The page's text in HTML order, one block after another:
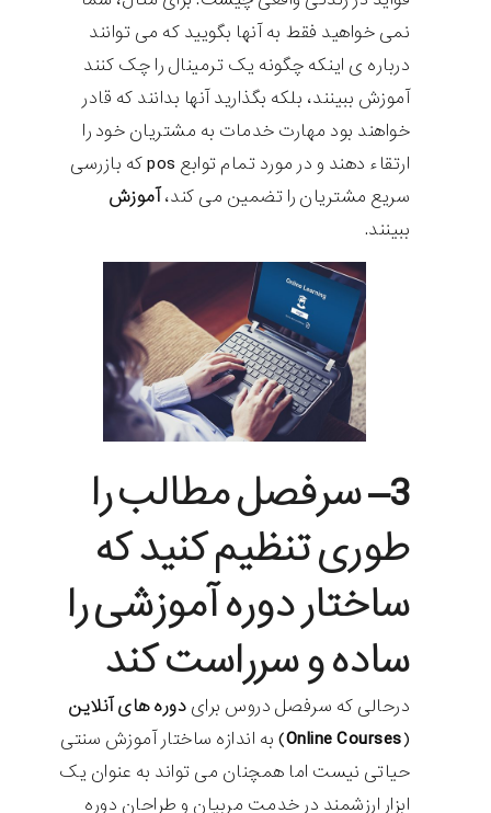
نمی خواهید فقط به آنها بگویید که می توانند
درباره ی اینکه چگونه یک ترمینال را چک کنند
آموزش ببینند، بلکه بگذارید آنها بدانند که قادر
خواهند بود مهارت خدمات به مشتریان خود را
ارتقاء دهند و در مورد تمام توابع posکه بازرسی
سریع مشتریان را تضمین می کند،آموزش
ببینند.
3– سرفصل مطالب را
طوری تنظیم کنید که
ساختار دوره آموزشی را
ساده و سرراست کند
درحالی که سرفصل دروس برای دوره های آنلاین
(
Online Courses) به اندازه ساختار آموزش سنتی
حیاتی نیست اما همچنان می تواند به عنوان یک
ابزار ارزشمند در خدمت مربیان و طراحان دوره